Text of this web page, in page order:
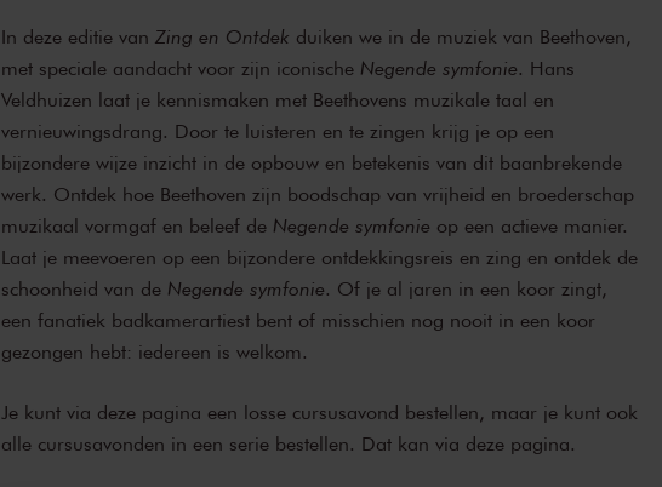
In deze editie vanZing en Ontdek duiken we in de muziek van Beethoven,
met speciale aandacht voor zijn iconische Negende symfonie. Hans
Veldhuizen laat je kennismaken met Beethovens muzikale taal en
vernieuwingsdrang. Door te luisteren en te zingen krijg je op een
bijzondere wijze inzicht in de opbouw en betekenis van dit baanbrekende
werk. Ontdek hoe Beethoven zijn boodschap van vrijheid en broederschap
muzikaal vormgaf en beleef de Negende symfonie op een actieve manier.
Laat je meevoeren op een bijzondere ontdekkingsreis en zing en ontdek de
schoonheid van de Negende symfonie. Of je al jaren in een koor zingt,
een fanatiek badkamerartiest bent of misschien nog nooit in een koor
gezongen hebt: iedereen is welkom.
Je kunt via deze pagina een losse cursusavond bestellen, maar je kunt ook
alle cursusavonden in een serie bestellen. Dat kan via deze pagina.